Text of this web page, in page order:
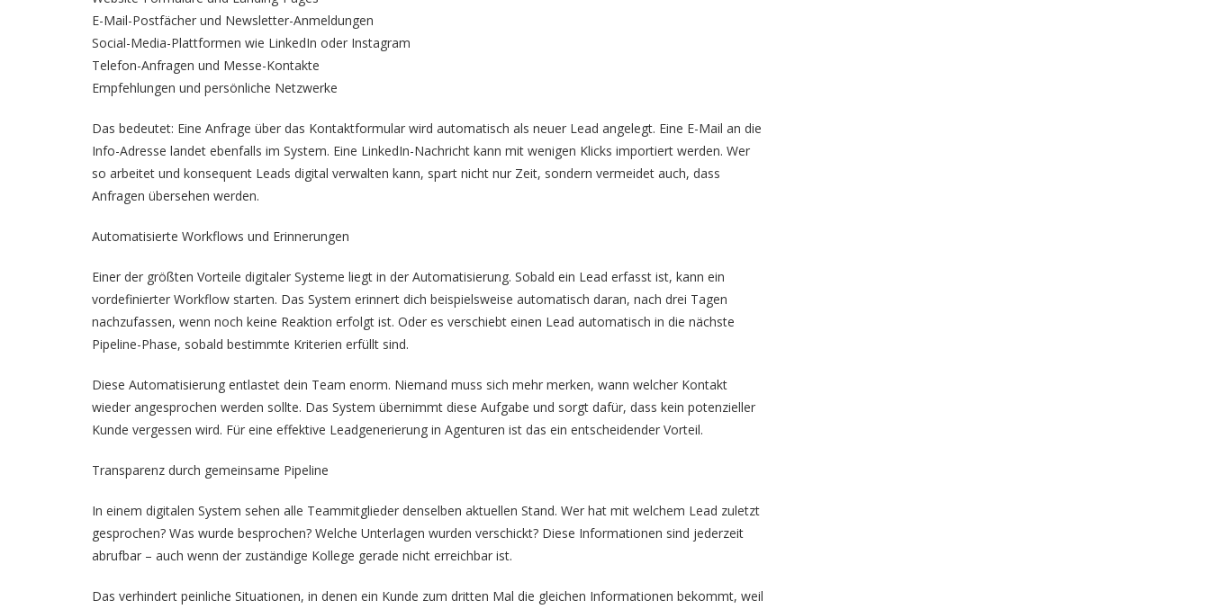
E-Mail-Postfächer und Newsletter-Anmeldungen
Social-Media-Plattformen wie LinkedIn oder Instagram
Telefon-Anfragen und Messe-Kontakte
Empfehlungen und persönliche Netzwerke
Das bedeutet: Eine Anfrage über das Kontaktformular wird automatisch als neuer Lead angelegt. Eine E-Mail an die
Info-Adresse landet ebenfalls im System. Eine LinkedIn-Nachricht kann mit wenigen Klicks importiert werden. Wer
so arbeitet und konsequent Leads digital verwalten kann, spart nicht nur Zeit, sondern vermeidet auch, dass
Anfragen übersehen werden.
Automatisierte Workflows und Erinnerungen
Einer der größten Vorteile digitaler Systeme liegt in der Automatisierung. Sobald ein Lead erfasst ist, kann ein
vordefinierter Workflow starten. Das System erinnert dich beispielsweise automatisch daran, nach drei Tagen
nachzufassen, wenn noch keine Reaktion erfolgt ist. Oder es verschiebt einen Lead automatisch in die nächste
Pipeline-Phase, sobald bestimmte Kriterien erfüllt sind.
Diese Automatisierung entlastet dein Team enorm. Niemand muss sich mehr merken, wann welcher Kontakt
wieder angesprochen werden sollte. Das System übernimmt diese Aufgabe und sorgt dafür, dass kein potenzieller
Kunde vergessen wird. Für eine effektive Leadgenerierung in Agenturen ist das ein entscheidender Vorteil.
Transparenz durch gemeinsame Pipeline
In einem digitalen System sehen alle Teammitglieder denselben aktuellen Stand. Wer hat mit welchem Lead zuletzt
gesprochen? Was wurde besprochen? Welche Unterlagen wurden verschickt? Diese Informationen sind jederzeit
abrufbar – auch wenn der zuständige Kollege gerade nicht erreichbar ist.
Das verhindert peinliche Situationen, in denen ein Kunde zum dritten Mal die gleichen Informationen bekommt, weil